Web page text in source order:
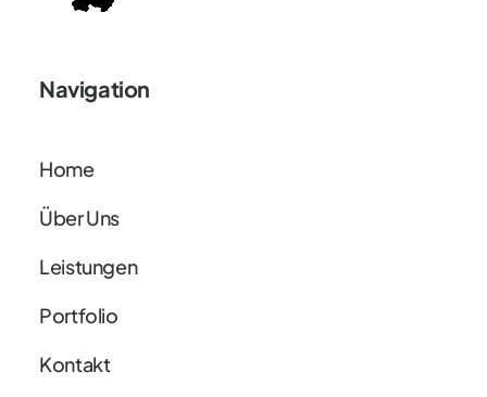
Navigation
Home
Über Uns
Leistungen
Portfolio
Kontakt